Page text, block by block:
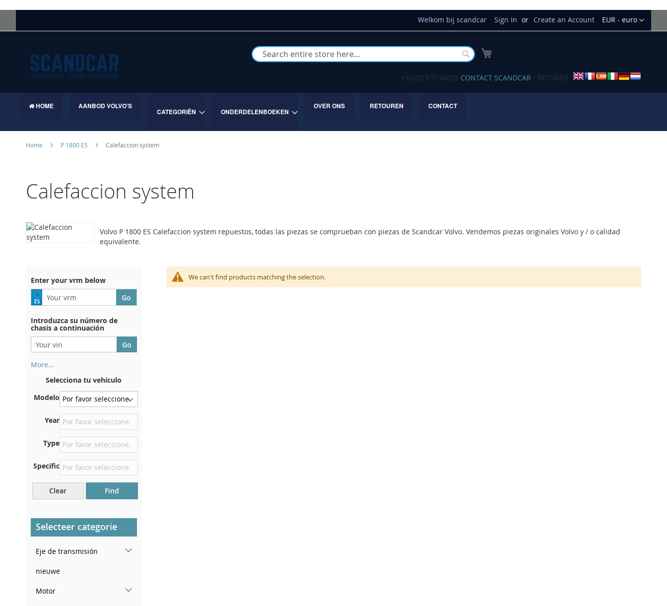
Currency
EUR - euro
Welkom bij scandcar Sign In Create an Account
to
Buscar
+31(0)13 5134033 CONTACT SCANDCAR - RETURNS
HOME AANBOD VOLVO’S
CATEGORIËN ONDERDELENBOEKEN
OVER ONS RETOUREN CONTACT
Home P 1800 ES Calefaccion system
Calefaccion system
Volvo P 1800 ES Calefaccion system repuestos, todas las piezas se comprueban con piezas de Scandcar Volvo. Vendemos piezas originales Volvo y / o calidad
equivalente.
We can't find products matching the selection.
Enter your vrm below
Introduzca su número de
chasis a continuación
More...
encuentra en el reverso de su
certificado de registro. Y
también en el coche.
En la placa inferior del
asiento delantero derecho
Centrar contra el mamparo
debajo del capó.
Justo en el compartimento
del motor.
Cerca del parabrisas, en el
En el pilar de la puerta
trasera derecha
Selecciona tu vehículo
Modelo
Year
Type
Specific
Clear Find
Selecteer categorie
Eje de transmisión
nieuwe
Motor